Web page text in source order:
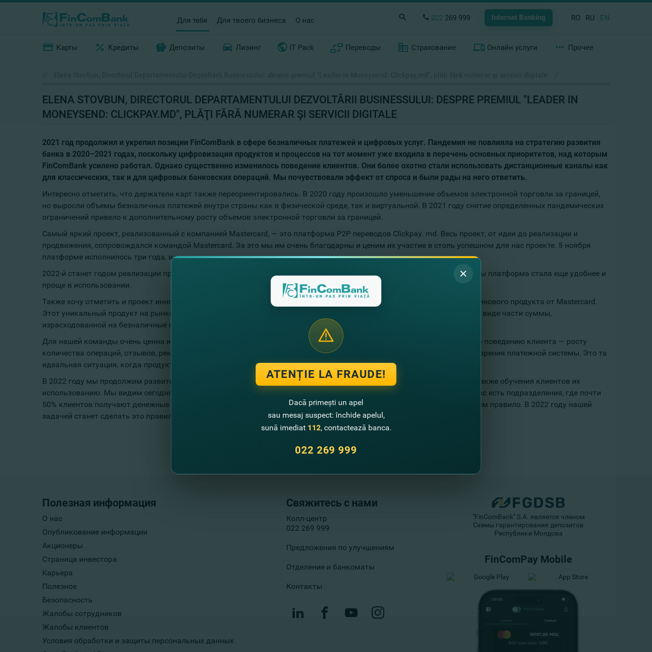
Для тебя Для твоего бизнеса О нас 022 269 999 Internet Banking RO RU EN
Карты Кредиты Депозиты Лизинг IT Pack Переводы Страхование Онлайн услуги Прочее
ELENA STOVBUN, DIRECTORUL DEPARTAMENTULUI DEZVOLTĂRII BUSINESSULUI: DESPRE PREMIUL "LEADER IN
MONEYSEND: CLICKPAY.MD", PLĂŢI FĂRĂ NUMERAR ŞI SERVICII DIGITALE
2021 год продолжил и укрепил позиции FinComBank в сфере безналичных платежей и цифровых услуг. Пандемия не повлияла на стратегию развития
банка в 2020–2021 годах, поскольку цифровизация продуктов и процессов на тот момент уже входила в перечень основных приоритетов, над которым
FinComBank усилено работал. Однако существенно изменилось поведение клиентов. Они более охотно стали использовать дистанционные каналы как
для классических, так и для цифровых банковских операций. Мы почувствовали эффект от спроса и были рады на него ответить.
Интересно отметить, что держатели карт также переориентировались. В 2020 году произошло уменьшение объемов электронной торговли за границей,
но выросли объемы безналичных платежей внутри страны как в физической среде, так и виртуальной. В 2021 году снятие определенных пандемических
ограничений привело к дополнительному росту объемов электронной торговли за границей.
Самый яркий проект, реализованный с компанией Mastercard, — это платформа Р2Р переводов Сlickpay. md. Весь проект, от идеи до реализации и
продвижения, сопровождался командой Mastercard. За это мы им очень благодарны и ценим их участие в столь успешном для нас проекте. 5 ноября
платформе исполнилось три года, и нас радуют ее развитие и результаты.
2022-й станет годом реализации проектов на Сlickpay.md. Мы запустим мобильное приложение и личный кабинет, чтобы платформа стала еще удобнее и
проще в использовании.
Также хочу отметить и проект инновационной карты с кешбэком Rompetrol&FinComBank, реализован ный на базе платинового продукта от Mastercard.
Этот уникальный продукт на рынке, помимо скидки за топливо, предоставляет пользователю еженедельный кэшбэк в виде части суммы,
израсходованной на безналичные покупки в магазинах страны и по интернету.
Для нашей команды очень ценна и важна награда
Leader in Moneysend: Clickpay.md
. О значимости услуги мы судим по поведению клиента — росту
количества операций, отзывов, рекомендаций, а награда от Mastercard подтверждает важность нашей работы с точки зрения платежной системы. Это та
идеальная ситуация, когда продукт оценивается всеми участниками. Нас это вдохновляет на дальнейшее развитие.
В 2022 году мы продолжим развитие онлайн-услуг, но не только в направлении разработки и упрощения продуктов, а также обучения клиентов их
использованию. Мы видим сегодня разный уровень готовности для перехода в цифровое пространство. Например, у нас есть подразделения, где почти
50% клиентов получают денежные переводы из-за границы через онлайнканалы, но сегодня это больше исключение, чем правило. В 2022 году нашей
задачей станет сделать это правилом.
Полезная информация
О нас
Опубликование информации
Акционеры
Страница инвестора
Карьера
Полезное
Безопасность
Жалобы сотрудников
Жалобы клиентов
Условия обработки и защиты персональных данных
Свяжитесь с нами
Колл-центр
022 269 999
Предложения по улучшениям
Отделение и банкоматы
Контакты
"FinComBank" S.A. является членом
Схемы гарантирования депозитов
Республики Молдова
FinComPay Mobile
ATENȚIE LA FRAUDE!
Dacă primești un apel
sau mesaj suspect: închide apelul,
sună imediat 112, contactează banca.
022 269 999